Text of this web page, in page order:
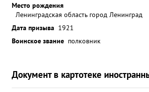
Место рождения
Ленинградская область город Ленинград
Дата призыва 1921
Воинское звание полковник
Документ в картотеке